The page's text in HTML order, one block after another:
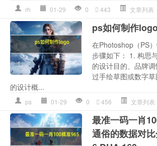
rh 01-29 0 443 文章列表
ps如何制作
在Photoshop（PS
步骤如下： 1. 构思
的设计目的、品牌
过手绘草图或数字
的设计概...
ps 01-29 0 456 文章列表
最准一码一肖
通俗的数据对